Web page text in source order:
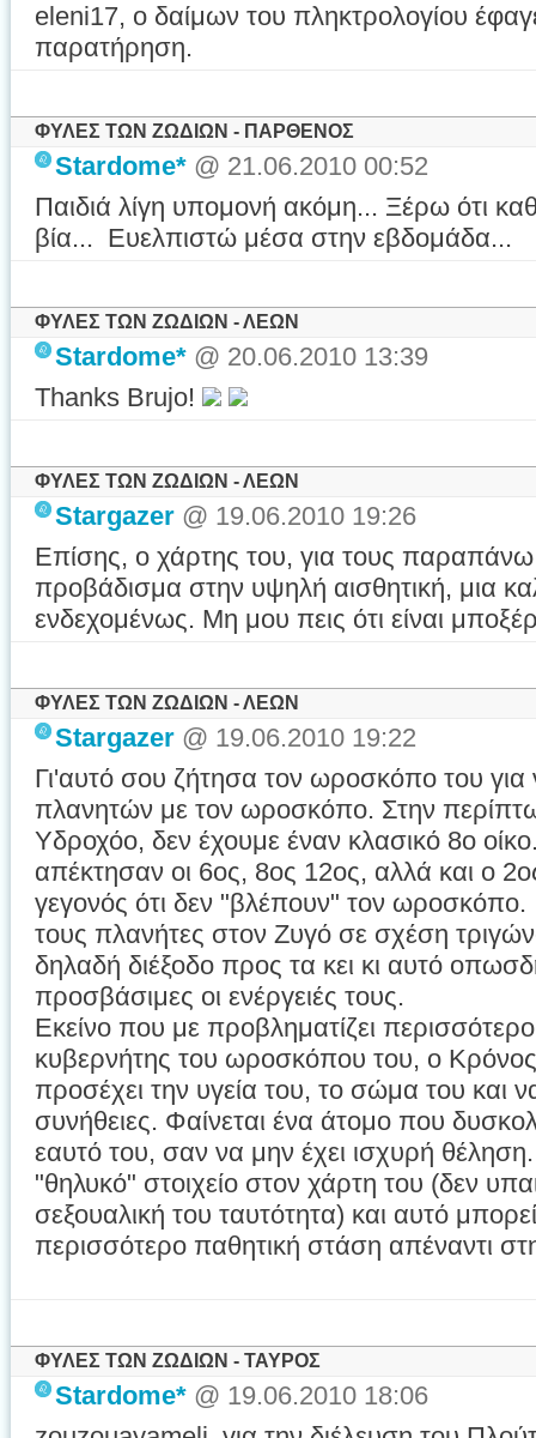
eleni17, ο δαίμων του πληκτρολογίου
παρατήρηση.
ΦΥΛΕΣ ΤΩΝ ΖΩΔΙΩΝ - ΠΑΡΘΕΝΟΣ
Stardome* @ 21.06.2010 00:52
Παιδιά λίγη υπομονή ακόμη... Ξέρω ότι
βία... Ευελπιστώ μέσα στην εβδομάδα...
ΦΥΛΕΣ ΤΩΝ ΖΩΔΙΩΝ - ΛΕΩΝ
Stardome* @ 20.06.2010 13:39
Thanks Brujo!
ΦΥΛΕΣ ΤΩΝ ΖΩΔΙΩΝ - ΛΕΩΝ
Stargazer @ 19.06.2010 19:26
Επίσης, ο χάρτης του, για τους παραπάνω
προβάδισμα στην υψηλή αισθητική, μια
ενδεχομένως. Μη μου πεις ότι είναι
ΦΥΛΕΣ ΤΩΝ ΖΩΔΙΩΝ - ΛΕΩΝ
Stargazer @ 19.06.2010 19:22
Γι'αυτό σου ζήτησα τον ωροσκόπο του
πλανητών με τον ωροσκόπο. Στην
Υδροχόο, δεν έχουμε έναν κλασικό 8ο
απέκτησαν οι 6ος, 8ος 12ος, αλλά και ο
γεγονός ότι δεν "βλέπουν" τον
τους πλανήτες στον Ζυγό σε σχέση
δηλαδή διέξοδο προς τα κει κι αυτό
προσβάσιμες οι ενέργειές τους.
Εκείνο που με προβληματίζει
κυβερνήτης του ωροσκόπου του, ο
προσέχει την υγεία του, το σώμα του και
συνήθειες. Φαίνεται ένα άτομο που
εαυτό του, σαν να μην έχει ισχυρή θέληση.
"θηλυκό" στοιχείο στον χάρτη του (δεν
σεξουαλική του ταυτότητα) και αυτό
περισσότερο παθητική στάση απέναντι
ΦΥΛΕΣ ΤΩΝ ΖΩΔΙΩΝ - ΤΑΥΡΟΣ
Stardome* @ 19.06.2010 18:06